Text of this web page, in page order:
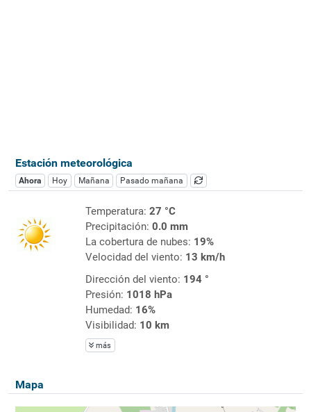
Estación meteorológica
Ahora Hoy Mañana Pasado mañana
Temperatura: 27 °C
Precipitación: 0.0 mm
La cobertura de nubes: 19%
Velocidad del viento: 13 km/h
Dirección del viento: 194 °
Presión: 1018 hPa
Humedad: 16%
Visibilidad: 10 km
más
Mapa